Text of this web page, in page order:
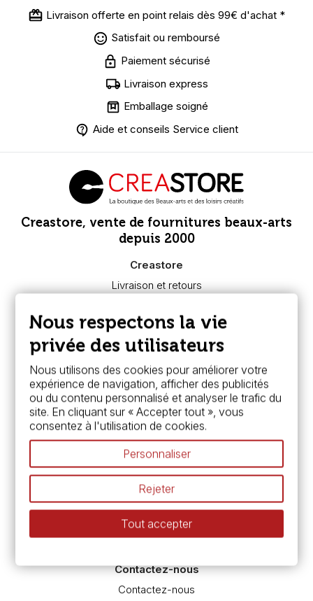
Livraison offerte en point relais dès 99€ d'achat *
Satisfait ou remboursé
Paiement sécurisé
Livraison express
Emballage soigné
Aide et conseils Service client
Creastore, vente de fournitures beaux-arts
depuis 2000
Creastore
Livraison et retours
Paiement sécurisé
FAQ
Boutique à Angers
Services
Carte fidélité & avantages
Chèque cadeau, bon cadeaux
Devis & bon de commande
Pass culture - mode d'emploi
Nos promotions en cours
Espace conseils
L’aquarelle en tubes ou en godets ?
Le vocabulaire technique de l’aquarelle
Différence entre peinture Fine et Extra-fine
Préparer une toile pour peinture à l'huile et acrylique
Contactez-nous
Contactez-nous
Nous respectons la vie
privée des utilisateurs
Nous utilisons des cookies pour améliorer votre
expérience de navigation, afficher des publicités
ou du contenu personnalisé et analyser le trafic du
site. En cliquant sur « Accepter tout », vous
consentez à l'utilisation de cookies.
Personnaliser
Rejeter
Tout accepter